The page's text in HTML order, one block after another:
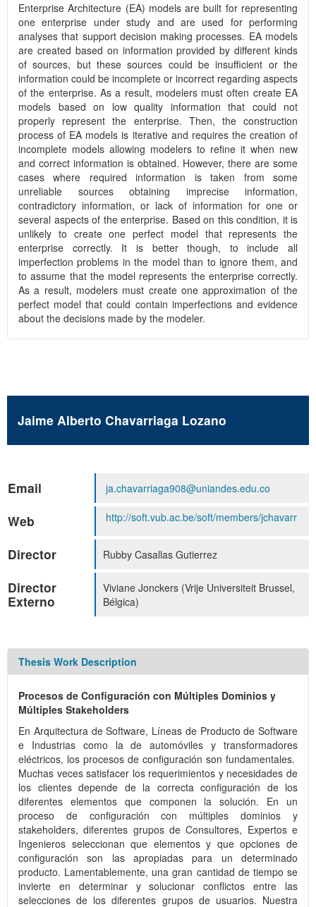
Enterprise Architecture (EA) models are built for representing
one enterprise under study and are used for performing
analyses that support decision making processes. EA models
are created based on information provided by different kinds
of sources, but these sources could be insufficient or the
information could be incomplete or incorrect regarding aspects
of the enterprise. As a result, modelers must often create EA
models based on low quality information that could not
properly represent the enterprise. Then, the construction
process of EA models is iterative and requires the creation of
incomplete models allowing modelers to refine it when new
and correct information is obtained. However, there are some
cases where required information is taken from some
unreliable sources obtaining imprecise information,
contradictory information, or lack of information for one or
several aspects of the enterprise. Based on this condition, it is
unlikely to create one perfect model that represents the
enterprise correctly. It is better though, to include all
imperfection problems in the model than to ignore them, and
to assume that the model represents the enterprise correctly.
As a result, modelers must create one approximation of the
perfect model that could contain imperfections and evidence
about the decisions made by the modeler.
Jaime Alberto Chavarriaga Lozano
Email ja.chavarriaga908@uniandes.edu.co
Web http://soft.vub.ac.be/soft/members/jchavarr
Director Rubby Casallas Gutierrez
Director
Externo
Viviane Jonckers (Vrije Universiteit Brussel,
Bélgica)
Thesis Work Description
Procesos de Configuración con Múltiples Dominios y
Múltiples Stakeholders
En Arquitectura de Software, Líneas de Producto de Software
e Industrias como la de automóviles y transformadores
eléctricos, los procesos de configuración son fundamentales.
Muchas veces satisfacer los requerimientos y necesidades de
los clientes depende de la correcta configuración de los
diferentes elementos que componen la solución. En un
proceso de configuración con múltiples dominios y
stakeholders, diferentes grupos de Consultores, Expertos e
Ingenieros seleccionan que elementos y que opciones de
configuración son las apropiadas para un determinado
producto. Lamentablemente, una gran cantidad de tiempo se
invierte en determinar y solucionar conflictos entre las
selecciones de los diferentes grupos de usuarios. Nuestra